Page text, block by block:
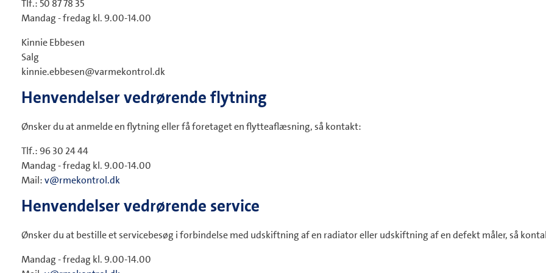
Tlf.: 50 87 78 35
Mandag - fredag kl. 9.00-14.00
Kinnie Ebbesen
Salg
kinnie.ebbesen@varmekontrol.dk
Henvendelser vedrørende flytning
Ønsker du at anmelde en flytning eller få foretaget en flytteaflæsning, så kontakt:
Tlf.: 96 30 24 44
Mandag - fredag kl. 9.00-14.00
Mail:v@rmekontrol.dk
Henvendelser vedrørende service
Ønsker du at bestille et servicebesøg i forbindelse med udskiftning af en radiator eller udskiftning af en defekt måler, så
Mandag - fredag kl. 9.00-14.00